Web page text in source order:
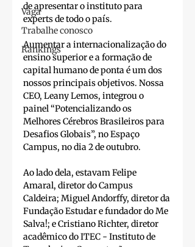
Vaga
Trabalhe conosco
Rankings
de apresentar o instituto para
experts de todo o país.
Aumentar a internacionalização do
ensino superior e a formação de
capital humano de ponta é um dos
nossos principais objetivos. Nossa
CEO, Leany Lemos, integrou o
painel “Potencializando os
Melhores Cérebros Brasileiros para
Desafios Globais”, no Espaço
Campus, no dia 2 de outubro.
Ao lado dela, estavam Felipe
Amaral, diretor do Campus
Caldeira; Miguel Andorffy, diretor da
Fundação Estudar e fundador do Me
Salva!; e Cristiano Richter, diretor
acadêmico do ITEC - Instituto de